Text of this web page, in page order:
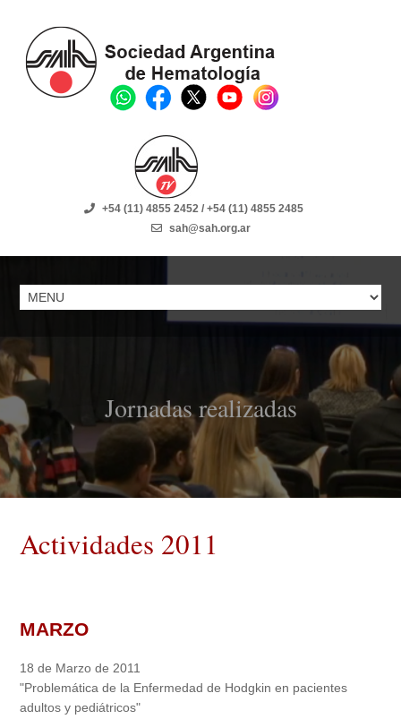
+54 (11) 4855 2452 / +54 (11) 4855 2485
sah@sah.org.ar
Jornadas realizadas
Actividades 2011
MARZO
18 de Marzo de 2011
"Problemática de la Enfermedad de Hodgkin en pacientes
adultos y pediátricos"